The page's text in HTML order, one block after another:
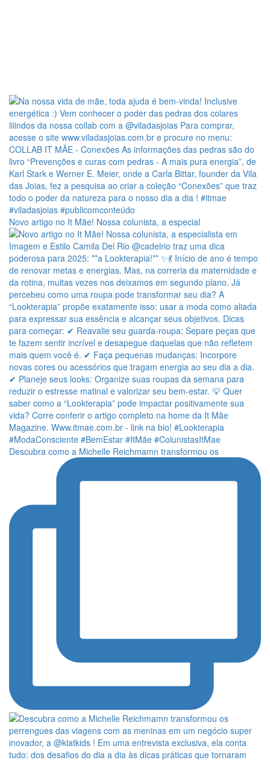
Novo artigo no It Mãe! Nossa colunista, a especial
Descubra como a Michelle Reichmamn transformou os